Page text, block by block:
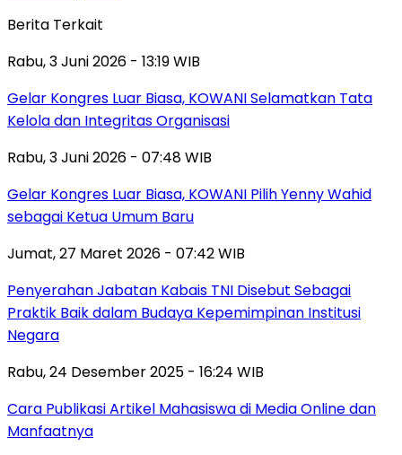
Berita Terkait
Rabu, 3 Juni 2026 - 13:19 WIB
Gelar Kongres Luar Biasa, KOWANI Selamatkan Tata
Kelola dan Integritas Organisasi
Rabu, 3 Juni 2026 - 07:48 WIB
Gelar Kongres Luar Biasa, KOWANI Pilih Yenny Wahid
sebagai Ketua Umum Baru
Jumat, 27 Maret 2026 - 07:42 WIB
Penyerahan Jabatan Kabais TNI Disebut Sebagai
Praktik Baik dalam Budaya Kepemimpinan Institusi
Negara
Rabu, 24 Desember 2025 - 16:24 WIB
Cara Publikasi Artikel Mahasiswa di Media Online dan
Manfaatnya